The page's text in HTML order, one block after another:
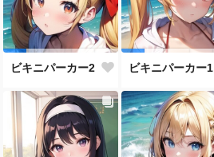
ビキニパーカー2 ビキニパーカー1